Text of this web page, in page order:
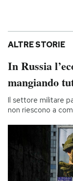
ALTRE STORIE
In Russia
mangiando
Il settore militare
non riescono a